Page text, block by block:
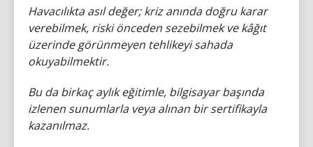
Havacılıkta asıl değer; kriz anında doğru karar
verebilmek, riski önceden sezebilmek ve kâğıt
üzerinde görünmeyen tehlikeyi sahada
okuyabilmektir.
Bu da birkaç aylık eğitimle, bilgisayar başında
izlenen sunumlarla veya alınan bir sertifikayla
kazanılmaz.